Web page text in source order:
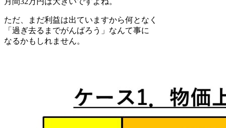
ただ、まだ利益は出ていますから何となく
「過ぎ去るまでがんばろう」なんて事に
なるかもしれません。